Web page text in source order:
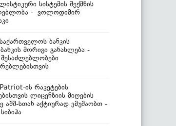
სისტემის შექმნის
- ვოლოდიმირ
საქართველოს ბანკის
მორიგი განახლება -
Patriot-ის რაკეტების
ლიცენზიის მიღების
აშშ-სთან აქტიურად ვმუშაობთ -